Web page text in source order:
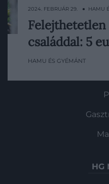
Ha gyerekeknek
állatkerttel nem
korosztálynak
2024. FEBRUÁR 29. ● HAMU
Felejthetetlen
családdal: 5
HAMU ÉS GYÉMÁNT
HG